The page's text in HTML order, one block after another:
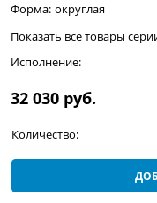
Форма: округлая
Показать все товары
Исполнение:
32 030 руб.
Количество: